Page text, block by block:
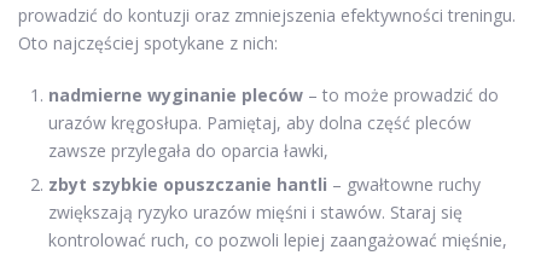
prowadzić do kontuzji oraz zmniejszenia efektywności treningu.
Oto najczęściej spotykane z nich:
nadmierne wyginanie pleców – to może prowadzić do
urazów kręgosłupa. Pamiętaj, aby dolna część pleców
zawsze przylegała do oparcia ławki,
zbyt szybkie opuszczanie hantli – gwałtowne ruchy
zwiększają ryzyko urazów mięśni i stawów. Staraj się
kontrolować ruch, co pozwoli lepiej zaangażować mięśnie,